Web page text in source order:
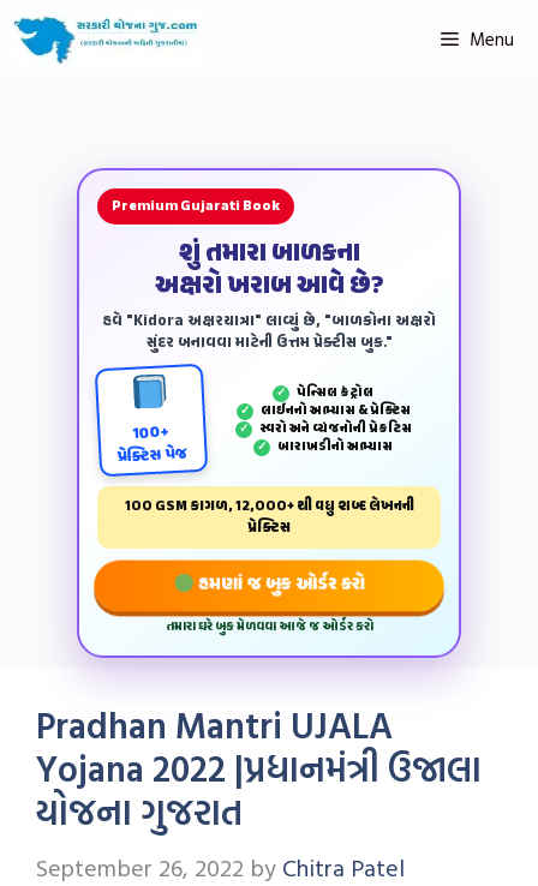
Menu
Premium Gujarati Book
શું તમારા બાળકના
અક્ષરો ખરાબ આવે છે?
હવે "Kidora અક્ષરયાત્રા" લાવ્યું છે, "બાળકોના અક્ષરો
સુંદર બનાવવા માટેની ઉત્તમ પ્રેક્ટીસ બુક."
100+
પ્રેક્ટિસ પેજ
✓ પેન્‍સિલ કંટ્રોલ
✓ લાઈનનો અભ્યાસ & પ્રેક્ટિસ
✓ સ્વરો અને વ્યંજનોની પ્રેકટિસ
✓ બારાખડીનો અભ્યાસ
100 GSM કાગળ, 12,000+ થી વધુ શબ્દ લેખનની
પ્રેક્ટિસ
હમણાં જ બુક ઓર્ડર કરો
તમારા ઘરે બુક મેળવવા આજે જ ઓર્ડર કરો
Pradhan Mantri UJALA
Yojana 2022 |પ્રધાનમંત્રી ઉજાલા
યોજના ગુજરાત
September 26, 2022 by Chitra Patel